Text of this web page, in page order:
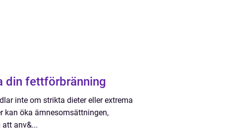
din fettförbränning
inte om strikta dieter eller extrema
kan öka ämnesomsättningen,
anv&...